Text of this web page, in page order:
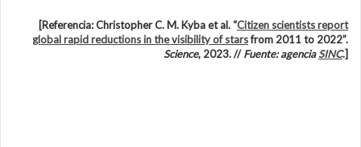
[Referencia: Christopher C. M. Kyba et al. “Citizen scientists report
global rapid reductions in the visibility of starsfrom 2011 to 2022”.
Science, 2023. //Fuente: agenciaSINC.]